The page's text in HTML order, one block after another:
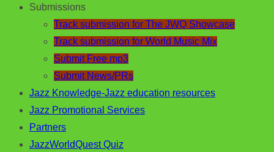
Submissions
Track submission for The JWQ Showcase
Track submission for World Music Mix
Submit Free mp3
Submit News/PRs
Jazz Knowledge-Jazz education resources
Jazz Promotional Services
Partners
JazzWorldQuest Quiz